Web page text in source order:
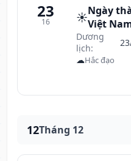
23
16 ☀️Ngày
Việt
Dương
lịch:
☁Hắc đạo
12Tháng 12